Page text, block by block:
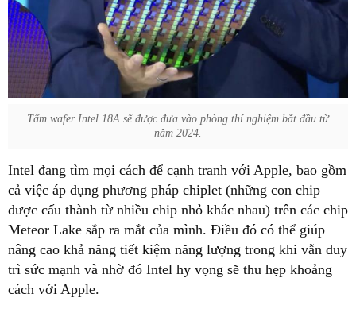
Tấm wafer Intel 18A sẽ được đưa vào phòng thí nghiệm bắt đầu từ
năm 2024.
cả việc áp dụng phương pháp chiplet (những con chip
được cấu thành từ nhiều chip nhỏ khác nhau) trên các chip
Meteor Lake sắp ra mắt của mình. Điều đó có thể giúp
nâng cao khả năng tiết kiệm năng lượng trong khi vẫn duy
trì sức mạnh và nhờ đó Intel hy vọng sẽ thu hẹp khoảng
cách với Apple.